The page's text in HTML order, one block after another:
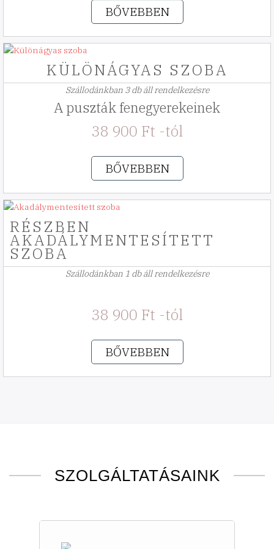
BŐVEBBEN
KÜLÖNÁGYAS SZOBA
Szállodánkban 3 db áll rendelkezésre
A puszták fenegyerekeinek
38 900 Ft -tól
BŐVEBBEN
RÉSZBEN
AKADÁLYMENTESÍTETT
SZOBA
Szállodánkban 1 db áll rendelkezésre
38 900 Ft -tól
BŐVEBBEN
SZOLGÁLTATÁSAINK